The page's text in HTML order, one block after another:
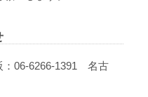
06-6266-1391 名古